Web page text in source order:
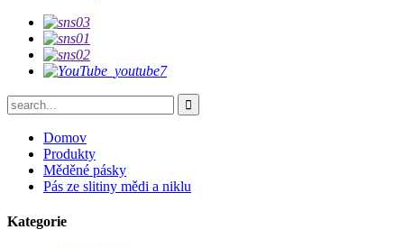
Domov
Produkty
Měděné pásky
Pás ze slitiny mědi a niklu
Kategorie